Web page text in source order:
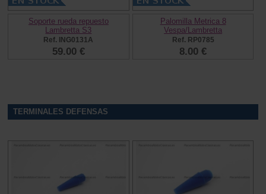
Soporte rueda repuesto
Lambretta S3
Ref. ING0131A
59.00 €
Palomilla Metrica 8
Vespa/Lambretta
Ref. RP0785
8.00 €
TERMINALES DEFENSAS